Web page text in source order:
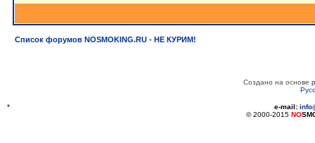
Список форумов NOSMOKING.RU - НЕ КУРИМ!
Создано на основе
* e-mail:
© 2000-2015 NO